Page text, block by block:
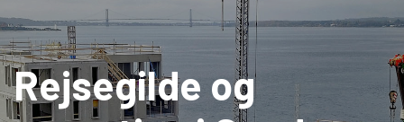
Rejsegilde og